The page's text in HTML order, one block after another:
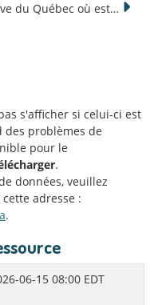
du Québec où est…
s'afficher si celui-ci est
problèmes de
pour le
.
données, veuillez
adresse :
.
06-15 08:00 EDT